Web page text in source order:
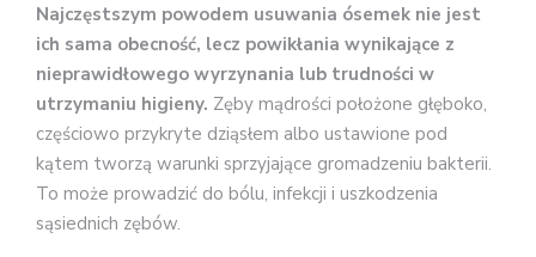
Najczęstszym powodem usuwania ósemek nie jest
ich sama obecność, lecz powikłania wynikające z
nieprawidłowego wyrzynania lub trudności w
utrzymaniu higieny. Zęby mądrości położone głęboko,
częściowo przykryte dziąsłem albo ustawione pod
kątem tworzą warunki sprzyjające gromadzeniu bakterii.
To może prowadzić do bólu, infekcji i uszkodzenia
sąsiednich zębów.